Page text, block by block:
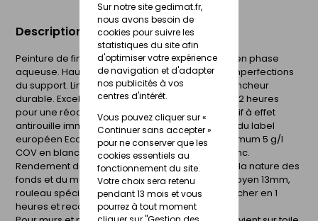
Sur notre site gedimat.fr,
nous avons besoin de
cookies pour suivre les
statistiques du site afin
d'optimiser votre expérience
de navigation et d'adapter
nos publicités à vos
centres d'intérêt.
Vous pouvez cliquer sur «
Continuer sans accepter »
pour ne conserver que les
cookies essentiels au
fonctionnement du site.
Votre choix sera retenu
pendant 13 mois et vous
pourrez à tout moment
Description du produit
Peinture de finition mate aux résines acryliques en phase
aqueuse. Haut pouvoir opacifiant. Masque les imperfections
du support. Limite le phénomène de reprise. Blancheur
durable. Excellent rendement. Redoublable dès 2 heures
pour une réoccupation rapide des pièces. Additif à effet
antirouille immédiat Anti-flash rusting. Bénéficie du label
européen Ecolabel. Ce produit contient au maximum 5 g/l
COV en blanc et teintes réalisées à partir du blanc.
Rendement de 10 à 12 m² par litre en fonction de la nature des
fonds et du mode d'application : brosse poils moyen 13mm,
rouleau spécial acrylique ou pistolet. Sec au toucher en 1
heures et recouvrable après 2 heures Pot de 3l.